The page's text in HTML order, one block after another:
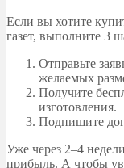
Если вы хотите
газет, выполните 3
Отправьте
желаемых
Получите
изготовления.
Подпишите
Уже через 2–4
прибыль. А чтобы